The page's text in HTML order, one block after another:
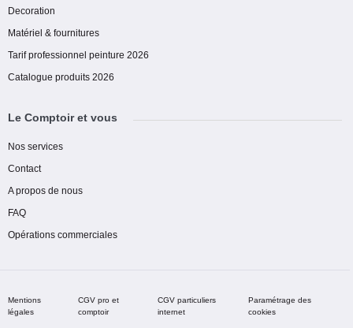
Decoration
Matériel & fournitures
Tarif professionnel peinture 2026
Catalogue produits 2026
Le Comptoir et vous
Nos services
Contact
A propos de nous
FAQ
Opérations commerciales
Mentions
légales
CGV pro et
comptoir
CGV particuliers
internet
Paramétrage des
cookies